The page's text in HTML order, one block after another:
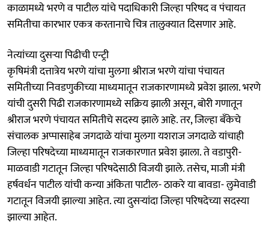
काळामध्ये भरणे व पाटील यांचे पदाधिकारी जिल्हा परिषद व पंचायत
समितीचा कारभार एकत्र करतानाचे चित्र तालुक्यात दिसणार आहे.
नेत्यांच्या दुसऱ्या पिढीची एन्ट्री
कृषिमंत्री दत्तात्रेय भरणे यांचा मुलगा श्रीराज भरणे यांचा पंचायत
समितीच्या निवडणुकीच्या माध्यमातून राजकारणामध्ये प्रवेश झाला. भरणे
यांची दुसरी पिढी राजकारणामध्ये सक्रिय झाली असून, बोरी गणातून
श्रीराज भरणे पंचायत समितीचे सदस्य झाले आहे. तर, जिल्हा बॅंकेचे
संचालक अप्पासाहेब जगदाळे यांचा मुलगा यशराज जगदाळे यांचाही
जिल्हा परिषदेच्या माध्यमातून राजकारणात प्रवेश झाला. ते वडापुरी-
माळवाडी गटातून जिल्हा परिषदेसाठी विजयी झाले. तसेच, माजी मंत्री
हर्षवर्धन पाटील यांची कन्या अंकिता पाटील- ठाकरे या बावडा- लुमेवाडी
गटातून विजयी झाल्या आहेत. त्या दुसऱ्यांदा जिल्हा परिषदेच्या सदस्या
झाल्या आहेत.